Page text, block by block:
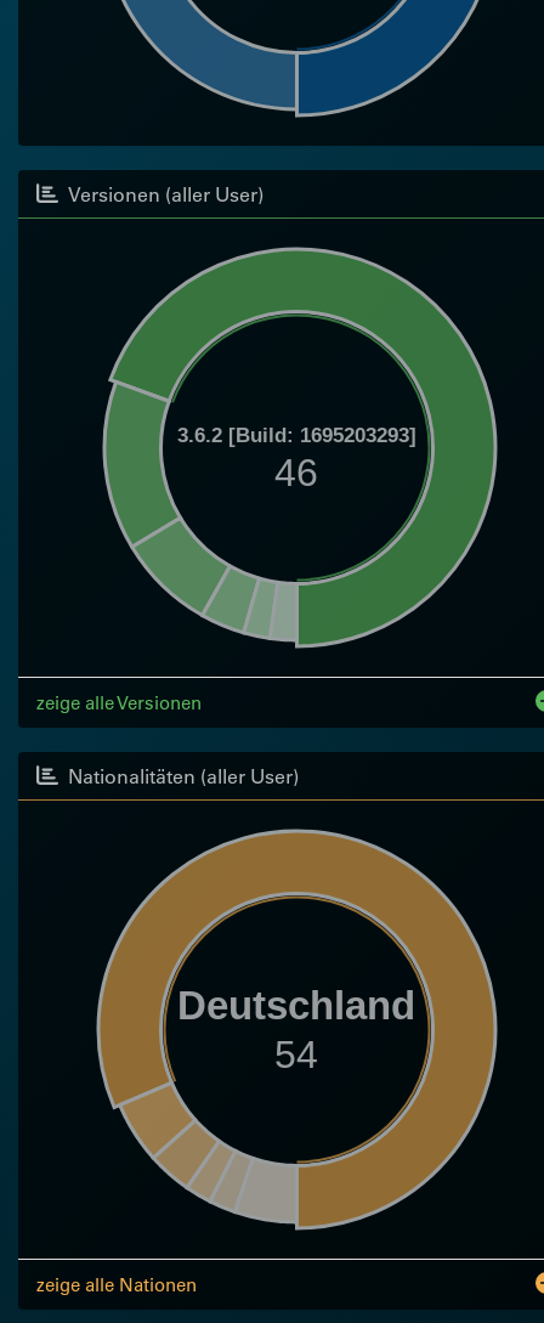
Versionen (aller User)
3.6.2 [Build: 1695203293]
46
zeige alle Versionen
Nationalitäten (aller User)
Deutschland
54
zeige alle Nationen